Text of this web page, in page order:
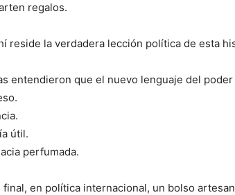
regalos.
reside la verdadera lección política de esta
entendieron que el nuevo lenguaje del
útil.
perfumada.
final, en política internacional, un bolso